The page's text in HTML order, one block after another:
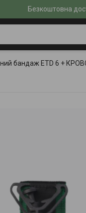
Безкоштовна
бандаж ETD 6 +